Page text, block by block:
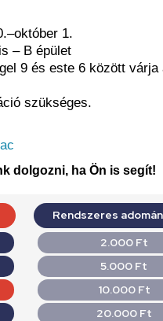
1.
– B épület
9 és este 6 között várja
szükséges.
dolgozni, ha Ön is segít!